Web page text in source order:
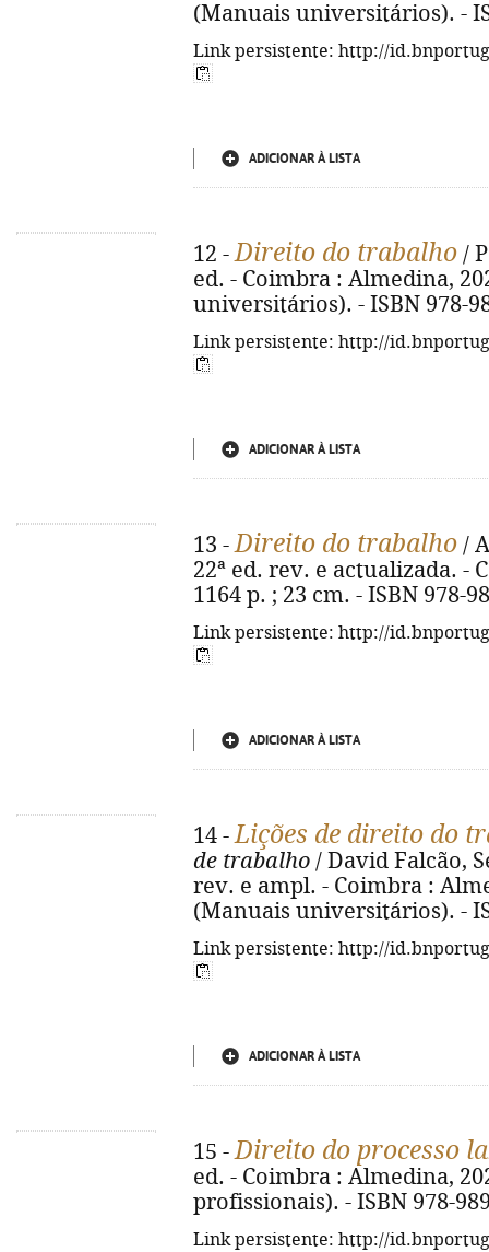
(Manuais universitários). -
Link persistente: http://
ADICIONAR À LISTA
12 -Direito do trabalho /
ed. - Coimbra : Almedina,
universitários). - ISBN 978-
Link persistente: http://
ADICIONAR À LISTA
13 -Direito do trabalho /
22ª ed. rev. e actualizada. -
1164 p. ; 23 cm. - ISBN 978-
Link persistente: http://
ADICIONAR À LISTA
14 -Lições de direito do
de trabalho / David Falcão,
rev. e ampl. - Coimbra :
(Manuais universitários). -
Link persistente: http://
ADICIONAR À LISTA
15 -Direito do processo
ed. - Coimbra : Almedina,
profissionais). - ISBN 978-
Link persistente: http://